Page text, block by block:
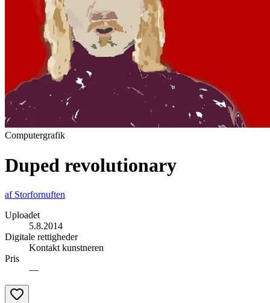
Computergrafik
Duped revolutionary
af Storfornuften
Uploadet
5.8.2014
Digitale rettigheder
Kontakt kunstneren
Pris
—